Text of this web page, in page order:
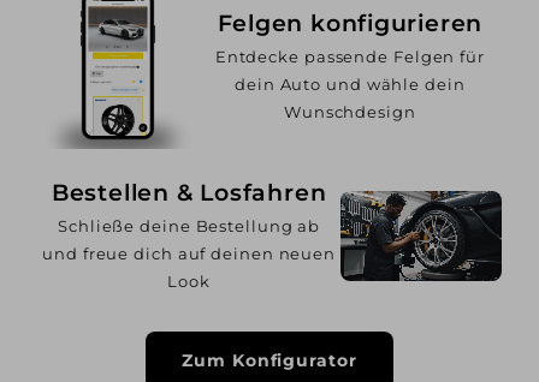
Felgen konfigurieren
Entdecke passende Felgen für
dein Auto und wähle dein
Wunschdesign
Bestellen & Losfahren
Schließe deine Bestellung ab
und freue dich auf deinen neuen
Look
Zum Konfigurator